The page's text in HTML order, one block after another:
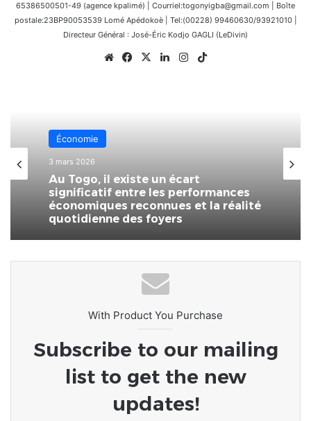
65386500501-49 (agence kpalimé) | Courriel:togonyigba@gmail.com | Boîte
postale:23BP90053539 Lomé Apédokoè | Tel:(00228) 99460630/93921010 |
Directeur Général : José-Éric Kodjo GAGLI (LeDivin)
WebsiteFacebook
X LinkedinInstagram
Économie
3 mars 2026
Au Togo, il existe un écart
significatif entre les performances
économiques reconnues et la réalité
quotidienne des foyers
With Product You Purchase
Subscribe to our mailing
list to get the new
updates!